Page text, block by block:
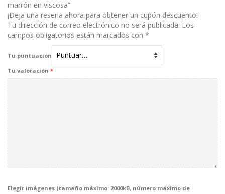
marrón en viscosa”
¡Deja una reseña ahora para obtener un cupón descuento!
Tu dirección de correo electrónico no será publicada. Los
campos obligatorios están marcados con *
Tu puntuación
Tu valoración *
Elegir imágenes (tamaño máximo: 2000kB, número máximo de